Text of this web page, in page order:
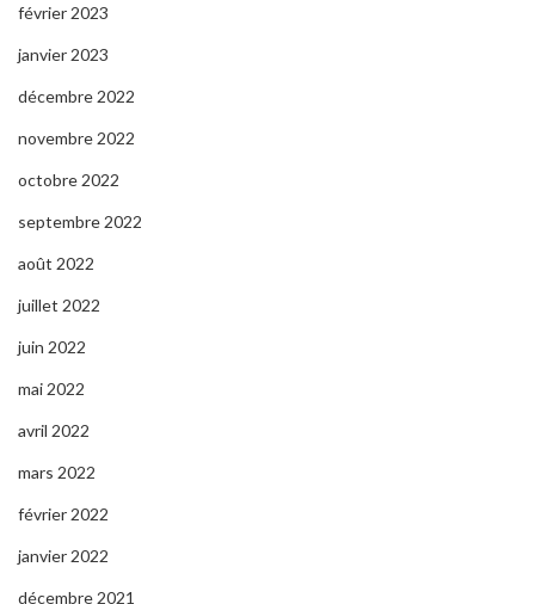
février 2023
janvier 2023
décembre 2022
novembre 2022
octobre 2022
septembre 2022
août 2022
juillet 2022
juin 2022
mai 2022
avril 2022
mars 2022
février 2022
janvier 2022
décembre 2021